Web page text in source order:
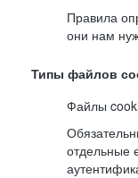
Правила
они нам
Типы файлов
Файлы
отдельные